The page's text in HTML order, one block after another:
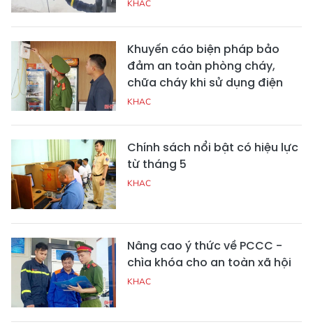
KHAC
Khuyến cáo biện pháp bảo
đảm an toàn phòng cháy,
chữa cháy khi sử dụng điện
KHAC
Chính sách nổi bật có hiệu lực
từ tháng 5
KHAC
Nâng cao ý thức về PCCC -
chìa khóa cho an toàn xã hội
KHAC